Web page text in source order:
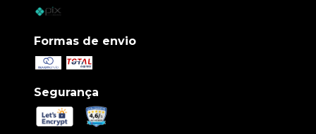
Formas de envio
Segurança